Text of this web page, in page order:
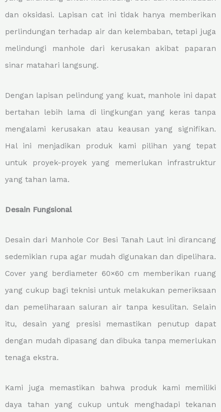
dan oksidasi. Lapisan cat ini tidak hanya memberikan
perlindungan terhadap air dan kelembaban, tetapi juga
melindungi manhole dari kerusakan akibat paparan
sinar matahari langsung.
Dengan lapisan pelindung yang kuat, manhole ini dapat
bertahan lebih lama di lingkungan yang keras tanpa
mengalami kerusakan atau keausan yang signifikan.
Hal ini menjadikan produk kami pilihan yang tepat
untuk proyek-proyek yang memerlukan infrastruktur
yang tahan lama.
Desain Fungsional
Desain dari Manhole Cor Besi Tanah Laut ini dirancang
sedemikian rupa agar mudah digunakan dan dipelihara.
Cover yang berdiameter 60×60 cm memberikan ruang
yang cukup bagi teknisi untuk melakukan pemeriksaan
dan pemeliharaan saluran air tanpa kesulitan. Selain
itu, desain yang presisi memastikan penutup dapat
dengan mudah dipasang dan dibuka tanpa memerlukan
tenaga ekstra.
Kami juga memastikan bahwa produk kami memiliki
daya tahan yang cukup untuk menghadapi tekanan